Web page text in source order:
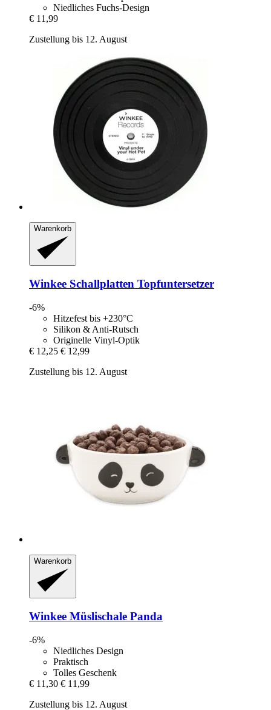
Niedliches Fuchs-Design
€ 11,99
Zustellung bis 12. August
Warenkorb
Winkee Schallplatten Topfuntersetzer
-6%
Hitzefest bis +230°C
Silikon & Anti-Rutsch
Originelle Vinyl-Optik
€ 12,25 € 12,99
Zustellung bis 12. August
Warenkorb
Winkee Müslischale Panda
-6%
Niedliches Design
Praktisch
Tolles Geschenk
€ 11,30 € 11,99
Zustellung bis 12. August